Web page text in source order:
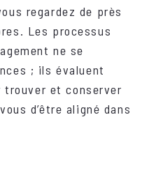
regardez de près
Les processus
ne se
; ils évaluent
trouver et conserver
d’être aligné dans